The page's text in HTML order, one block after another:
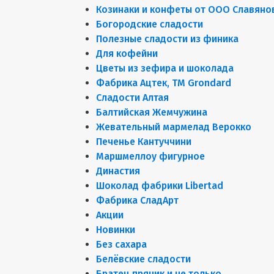
Козинаки и конфеты от ООО
Богородские сладости
Полезные сладости из финика
Для кофейни
Цветы из зефира и шоколада
Фабрика Ацтек, ТМ Grondard
Сладости Алтая
Балтийская Жемчужина
Жевательный мармелад Верокко
Печенье Кантуччини
Маршмеллоу фигурное
Династия
Шоколад фабрики Libertad
Фабрика СладАрт
Акции
Новинки
Без сахара
Белёвские сладости